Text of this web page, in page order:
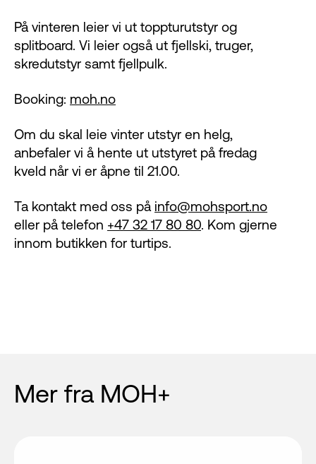
På vinteren leier vi ut toppturutstyr og
splitboard. Vi leier også ut fjellski, truger,
skredutstyr samt fjellpulk.
Booking: moh.no
Om du skal leie vinter utstyr en helg,
anbefaler vi å hente ut utstyret på fredag
kveld når vi er åpne til 21.00.
Ta kontakt med oss på info@mohsport.no
eller på telefon +47 32 17 80 80. Kom gjerne
innom butikken for turtips.
Mer fra MOH+